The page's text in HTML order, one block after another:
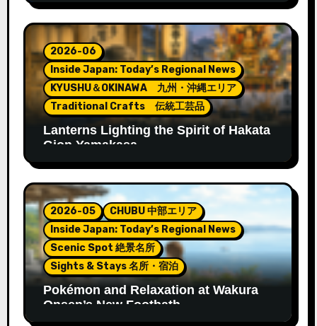
2026-06
Inside Japan: Today’s Regional News
KYUSHU＆OKINAWA 九州・沖縄エリア
Traditional Crafts 伝統工芸品
Lanterns Lighting the Spirit of Hakata
Gion Yamakasa
2026-05
CHUBU 中部エリア
Inside Japan: Today’s Regional News
Scenic Spot 絶景名所
Sights & Stays 名所・宿泊
Pokémon and Relaxation at Wakura
Onsen’s New Footbath